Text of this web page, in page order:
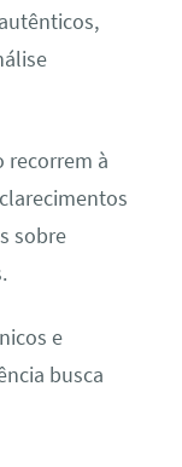
recorrem à
sobre
e
busca